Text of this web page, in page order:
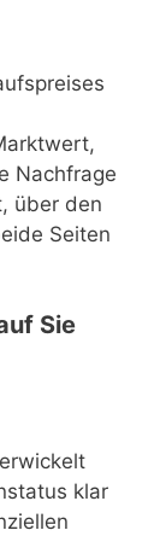
Nachfrage
über den
Seiten
Sie
klar